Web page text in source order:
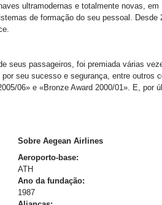
ultramodernas e totalmente novas, em
de formação do seu pessoal. Desde
seus passageiros, foi premiada várias
seu sucesso e segurança, entre outros
06» e «Bronze Award 2000/01». E, por
Sobre Aegean Airlines
Aeroporto-base:
ATH
Ano da fundação:
1987